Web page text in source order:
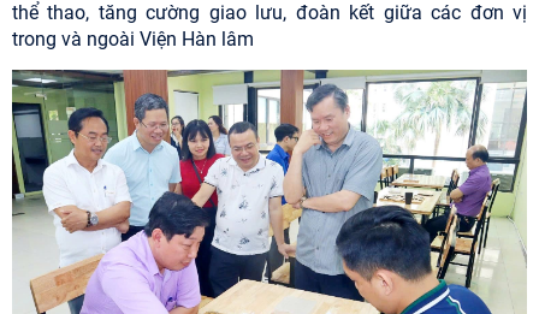
thể thao, tăng cường giao lưu, đoàn kết giữa các đơn vị
trong và ngoài Viện Hàn lâm